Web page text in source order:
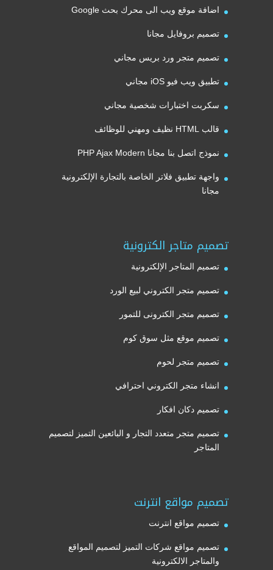
اضافة موقع ويب الى محرك بحث Google
تصميم بروفايل مجانا
تصميم متجر ورد بريس مجاني
تطبيق ويب فيو iOS مجاني
سكربت اختبارات شخصية مجاني
قالب HTML نظيف ومهني للوظائف
نموذج اتصل بنا مجانا PHP Ajax Modern
واجهة تطبيق فلاتر الخاصة بالتجارة الإلكترونية
مجانا
تصميم متاجر الكترونية
تصميم المتاجر الإلكترونية
تصميم متجر الكتروني لبيع الورد
تصميم متجر الكترونى للتمور
تصميم موقع مثل سوق كوم
تصميم متجر لحوم
انشاء متجر الكتروني احترافي
تصميم دكان افكار
تصميم متجر متعدد التجار و البائعين التميز لتصميم
المتاجر
تصميم مواقع انترنت
تصميم مواقع انترنت
تصميم مواقع شركات التميز لتصميم المواقع
والمتاجر الالكترونية